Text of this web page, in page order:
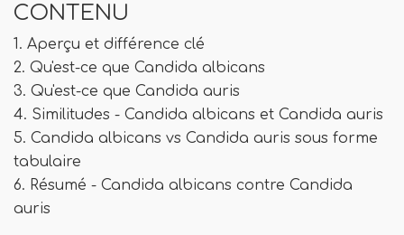
CONTENU
1. Aperçu et différence clé
2. Qu'est-ce que Candida albicans
3. Qu'est-ce que Candida auris
4. Similitudes - Candida albicans et Candida auris
5. Candida albicans vs Candida auris sous forme
tabulaire
6. Résumé - Candida albicans contre Candida
auris